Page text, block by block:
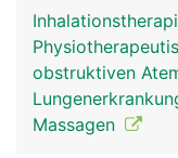
obstruktiven
Massagen